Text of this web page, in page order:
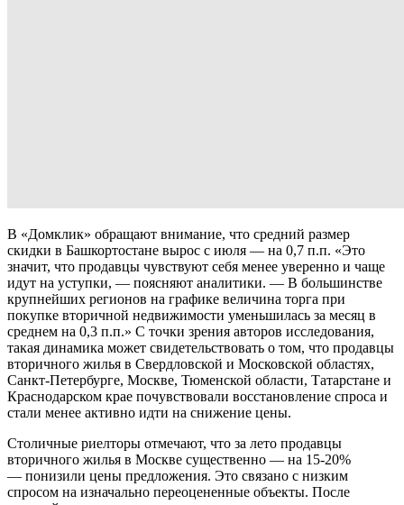
В «Домклик» обращают внимание, что средний размер
скидки в Башкортостане вырос с июля — на 0,7 п.п. «Это
значит, что продавцы чувствуют себя менее уверенно и чаще
идут на уступки, — поясняют аналитики. — В большинстве
крупнейших регионов на графике величина торга при
покупке вторичной недвижимости уменьшилась за месяц в
среднем на 0,3 п.п.» С точки зрения авторов исследования,
такая динамика может свидетельствовать о том, что продавцы
вторичного жилья в Свердловской и Московской областях,
Санкт-Петербурге, Москве, Тюменской области, Татарстане и
Краснодарском крае почувствовали восстановление спроса и
стали менее активно идти на снижение цены.
Столичные риелторы отмечают, что за лето продавцы
вторичного жилья в Москве существенно — на 15-20%
— понизили цены предложения. Это связано с низким
спросом на изначально переоцененные объекты. После